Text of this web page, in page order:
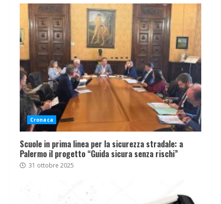
Cronaca
Scuole in prima linea per la sicurezza stradale: a
Palermo il progetto “Guida sicura senza rischi”
31 ottobre 2025